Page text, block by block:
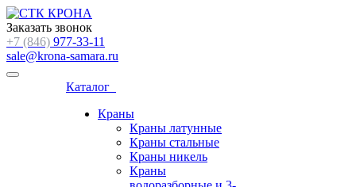
Заказать звонок
+7 (846) 977-33-11
sale@krona-samara.ru
Каталог
Краны
Краны латунные
Краны стальные
Краны никель
Краны